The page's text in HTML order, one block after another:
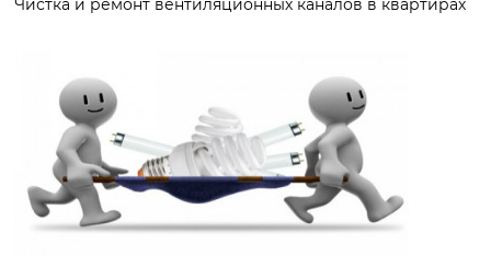
Чистка и ремонт вентиляционных каналов в квартирах